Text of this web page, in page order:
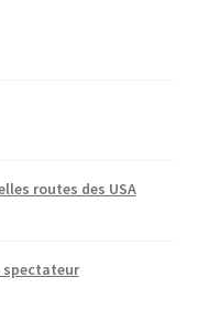
routes des USA
spectateur